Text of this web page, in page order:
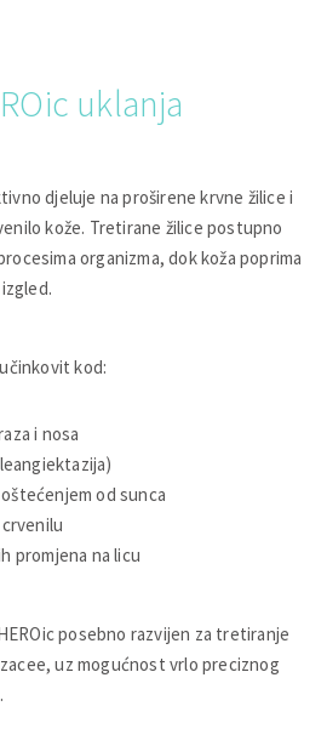
uklanja
djeluje na proširene krvne žilice i
kože. Tretirane žilice postupno
organizma, dok koža poprima
kod:
i nosa
od sunca
promjena na licu
posebno razvijen za tretiranje
uz mogućnost vrlo preciznog